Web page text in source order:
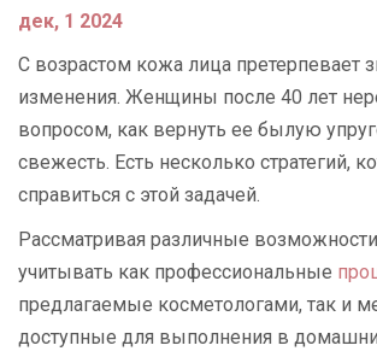
дек, 1 2024
С возрастом кожа лица претерпевает
изменения. Женщины после 40 лет
вопросом, как вернуть ее былую
свежесть. Есть несколько стратегий,
справиться с этой задачей.
Рассматривая различные
учитывать как профессиональные
предлагаемые косметологами, так и
доступные для выполнения в